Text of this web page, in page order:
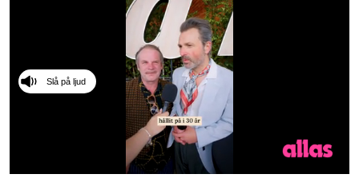
Slå på ljud